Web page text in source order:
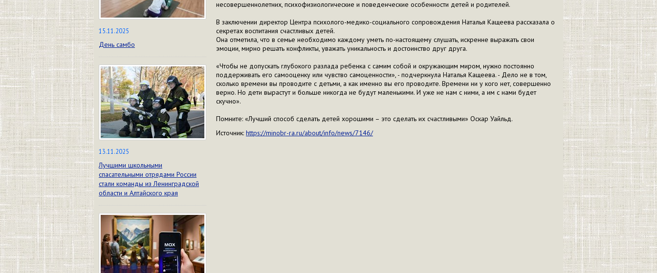
15.11.2025
День самбо
13.11.2025
Лучшими школьными
спасательными отрядами России
стали команды из Ленинградской
области и Алтайского края
несовершеннолетних, психофизиологические и поведенческие особенности детей и родителей.
В заключении директор Центра психолого-медико-социального сопровождения Наталья Кащеева рассказала о
секретах воспитания счастливых детей.
Она отметила, что в семье необходимо каждому уметь по-настоящему слушать, искренне выражать свои
эмоции, мирно решать конфликты, уважать уникальность и достоинство друг друга.
«Чтобы не допускать глубокого разлада ребенка с самим собой и окружающим миром, нужно постоянно
поддерживать его самооценку или чувство самоценности», - подчеркнула Наталья Кащеева. - Дело не в том,
сколько времени вы проводите с детьми, а как именно вы его проводите. Времени ни у кого нет, совершенно
верно. Но дети вырастут и больше никогда не будут маленькими. И уже не нам с ними, а им с нами будет
скучно».
Помните: «Лучший способ сделать детей хорошими – это сделать их счастливыми» Оскар Уайльд.
Источник: https://minobr-ra.ru/about/info/news/7146/